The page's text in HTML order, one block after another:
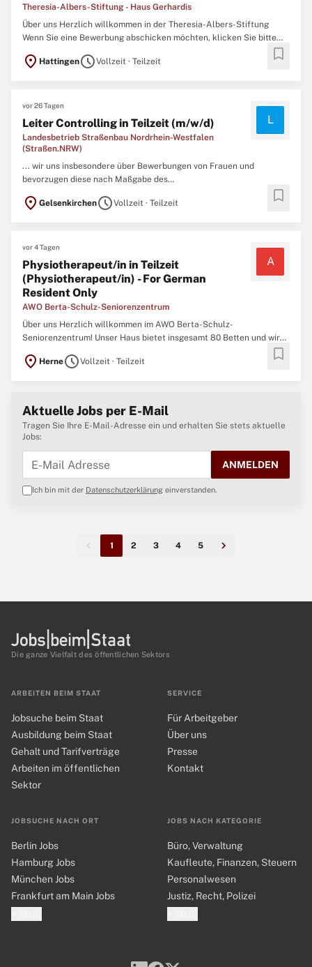
Theresia-Albers-Stiftung - Haus Gerhardis
Über uns Herzlich willkommen in der Theresia-Albers-Stiftung
Wenn Sie eine Bewerbung abschicken möchten, klicken Sie bitte
Beschreibung gelesen haben. - Haus Gerhardis! Werden Sie Teil
location_on HattingenscheduleVollzeit · Teilzeit bookmark
vor 26 Tagen
Leiter Controlling in Teilzeit (m/w/d)
Landesbetrieb Straßenbau Nordrhein-Westfalen
(Straßen.NRW)
L
... wir uns insbesondere über Bewerbungen von Frauen und
bevorzugen diese nach Maßgabe des
gleichgestellte Bewerberinnen und Bewerber finden bei gleicher
location_on GelsenkirchenscheduleVollzeit · Teilzeit bookmark
vor 4 Tagen
Physiotherapeut/in in Teilzeit
(Physiotherapeut/in) - For German
Resident Only
AWO Berta-Schulz-Seniorenzentrum
A
Über uns Herzlich willkommen im AWO Berta-Schulz-
Seniorenzentrum! Unser Haus bietet insgesamt 80 Betten und wird
Unsere Einrichtung ist eng in ein starkes soziales Netz in unserer
location_on HernescheduleVollzeit · Teilzeit bookmark
Aktuelle Jobs per E-Mail
Tragen Sie Ihre E-Mail-Adresse ein und erhalten Sie stets aktuelle
Jobs:
ANMELDEN
Ich bin mit der Datenschutzerklärung einverstanden.
1 2 3 4 5
Die ganze Vielfalt des öffentlichen Sektors
ARBEITEN BEIM STAAT
Jobsuche beim Staat
Ausbildung beim Staat
Gehalt und Tarifverträge
Arbeiten im öffentlichen
Sektor
JOBSUCHE NACH ORT
Berlin Jobs
Hamburg Jobs
München Jobs
Frankfurt am Main Jobs
JOBS NACH KATEGORIE
Büro, Verwaltung
Kaufleute, Finanzen, Steuern
Personalwesen
Justiz, Recht, Polizei
SERVICE
Für Arbeitgeber
Über uns
Presse
Kontakt